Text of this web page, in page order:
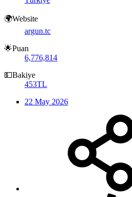
🌍Website
argun.tc
🌟Puan
6,776,814
💵Bakiye
453TL
22 May 2026